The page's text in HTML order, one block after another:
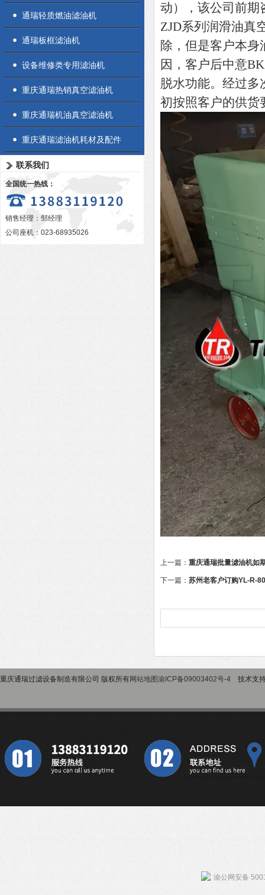
通瑞轻质燃油滤油机
通瑞板框滤油机
设备维修类专用滤油机
重庆通瑞热销真空滤油机
重庆通瑞机油真空滤油机
重庆通瑞滤油机耗材及配件
联系我们
全国统一热线：
销售经理：邹经理
公司座机：023-68935026
动），该公司前期
ZJD系列润滑油真
除，但是客户本
因，客户后中意
脱水功能。经过多
初按照客户的供货
上一篇： 重庆通瑞批量滤油机如
下一篇： 苏州老客户订购YL-R-
重庆通瑞过滤设备制造有限公司 版权所有网站地图渝ICP备09003402号-4 技术支
渝公网安备